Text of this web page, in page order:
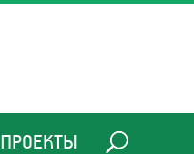
ПРОЕКТЫ